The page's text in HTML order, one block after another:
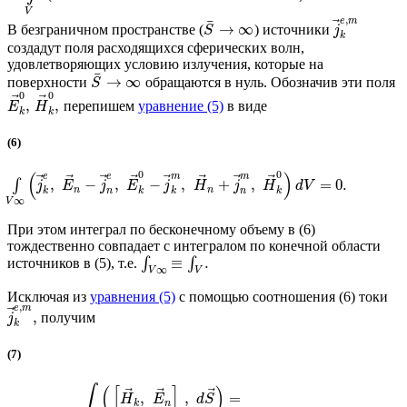
V
В безграничном пространстве (S
¯ → ∞) источники j⃗
e,m
k
создадут поля расходящихся сферических волн,
удовлетворяющих условию излучения, которые на
поверхности S
¯ → ∞ обращаются в нуль. Обозначив эти поля
E⃗0
k, H⃗0
k , перепишем уравнение (5)в виде
(6)
∫
V∞ (j⃗
e
k , En − j⃗
e
n , E⃗0
k − j⃗
m
k , H⃗n + j⃗
m
n , H⃗0
k ) dV = 0.
При этом интеграл по бесконечному объему в (6)
тождественно совпадает с интегралом по конечной области
источников в (5), т.е. ∫V∞ ≡ ∫V .
Исключая из уравнения (5) с помощью соотношения (6) токи
j⃗
e,m
k
, получим
(7)
∫ ( H⃗k, E⃗n , dS ⃗
) =